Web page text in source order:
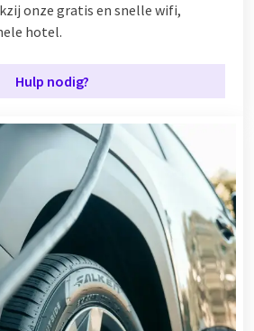
onze gratis en snelle wifi,
hotel.
Hulp nodig?